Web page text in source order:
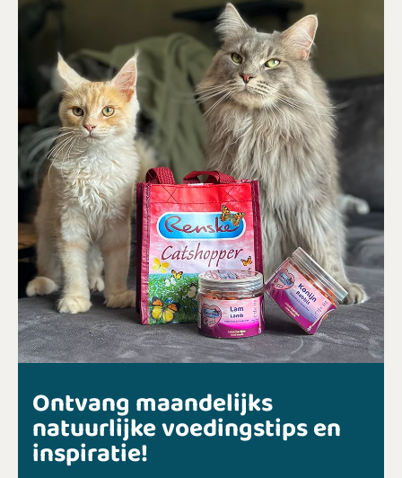
Ontvang maandelijks
natuurlijke voedingstips en
inspiratie!